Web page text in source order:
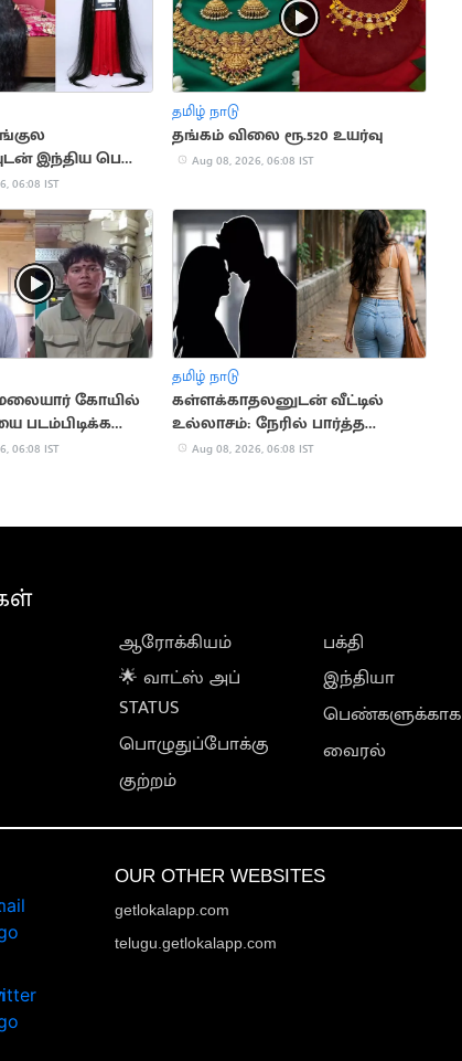
இந்திய பெண்
06:08 IST
தமிழ் நாடு
தங்கம் விலை ரூ.520 உயர்வு
Aug 08, 2026, 06:08 IST
கோயில்
படம்பிடிக்க
கைது
06:08 IST
தமிழ் நாடு
கள்ளக்காதலனுடன் வீட்டில்
உல்லாசம்: நேரில் பார்த்த
கணவர்
Aug 08, 2026, 06:08 IST
ஆரோக்கியம்
🌟 வாட்ஸ் அப்
STATUS
பொழுதுப்போக்கு
குற்றம்
பக்தி
இந்தியா
பெண்களுக்காக
வைரல்
OUR OTHER WEBSITES
getlokalapp.com
telugu.getlokalapp.com